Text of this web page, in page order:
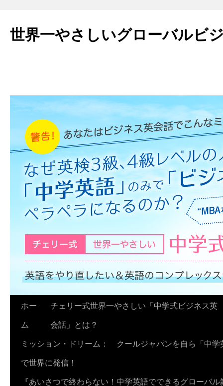
世界一やさしいグローバルビ
ホー
ム
チェリー式世界一やさしい「中学式ビジネス英
会話」とは？
ミッション・ドリーム： クールジャパンを自ら「中学
で世界に発信！
『あいさつで終わらない！中学英語でできるグローバ